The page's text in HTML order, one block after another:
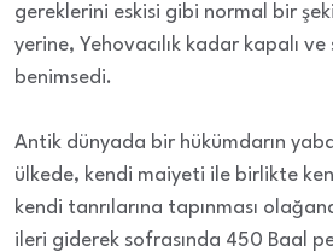
gereklerini eskisi gibi normal bir
yerine, Yehovacılık kadar kapalı
benimsedi.
Antik dünyada bir hükümdarın
ülkede, kendi maiyeti ile birlikte
kendi tanrılarına tapınması
ileri giderek sofrasında 450 Baal